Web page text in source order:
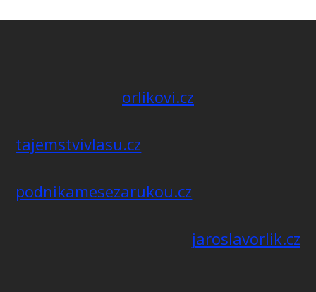
orlikovi.cz
tajemstvivlasu.cz
podnikamesezarukou.cz
jaroslavorlik.cz